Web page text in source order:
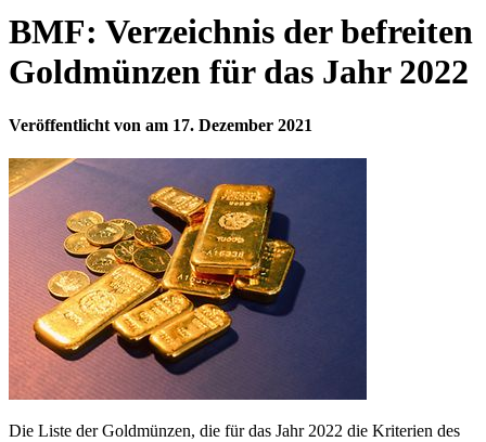
BMF: Verzeichnis der befreiten
Goldmünzen für das Jahr 2022
Veröffentlicht von am 17. Dezember 2021
Die Liste der Goldmünzen, die für das Jahr 2022 die Kriterien des